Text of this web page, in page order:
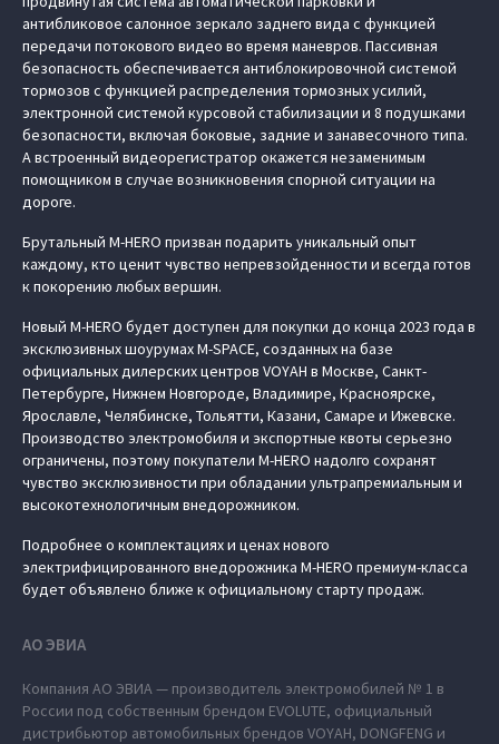
антибликовое салонное зеркало заднего вида с функцией
передачи потокового видео во время маневров. Пассивная
безопасность обеспечивается антиблокировочной системой
тормозов с функцией распределения тормозных усилий,
электронной системой курсовой стабилизации и 8 подушками
безопасности, включая боковые, задние и занавесочного типа.
А встроенный видеорегистратор окажется незаменимым
помощником в случае возникновения спорной ситуации на
дороге.
Брутальный M‑HERO призван подарить уникальный опыт
каждому, кто ценит чувство непревзойденности и всегда готов
к покорению любых вершин.
Новый M‑HERO будет доступен для покупки до конца 2023 года в
эксклюзивных шоурумах M-SPACE, созданных на базе
официальных дилерских центров VOYAH в Москве, Санкт-
Петербурге, Нижнем Новгороде, Владимире, Красноярске,
Ярославле, Челябинске, Тольятти, Казани, Самаре и Ижевске.
Производство электромобиля и экспортные квоты серьезно
ограничены, поэтому покупатели M‑HERO надолго сохранят
чувство эксклюзивности при обладании ультрапремиальным и
высокотехнологичным внедорожником.
Подробнее о комплектациях и ценах нового
электрифицированного внедорожника M‑HERO премиум-класса
будет объявлено ближе к официальному старту продаж.
АО ЭВИА
Компания АО ЭВИА — производитель электромобилей № 1 в
России под собственным брендом EVOLUTE, официальный
дистрибьютор автомобильных брендов VOYAH, DONGFENG и